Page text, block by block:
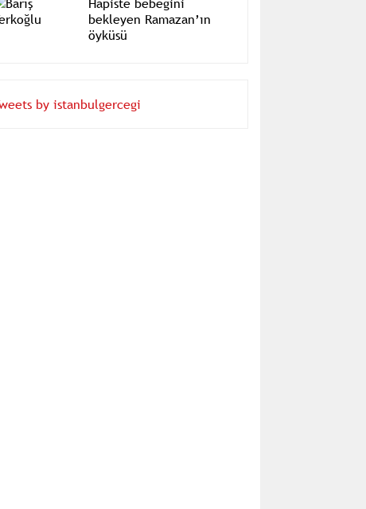
Barış Terkoğlu
Hapiste bebeğini
bekleyen Ramazan’ın